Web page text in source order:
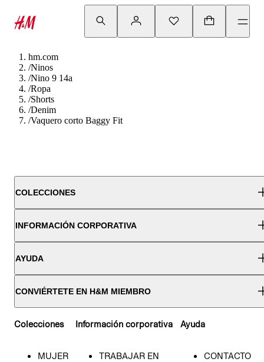
hm.com
/Ninos
/Nino 9 14a
/Ropa
/Shorts
/Denim
/Vaquero corto Baggy Fit
COLECCIONES
INFORMACIÓN CORPORATIVA
AYUDA
CONVIÉRTETE EN H&M MIEMBRO
Colecciones
MUJER
Información corporativa
TRABAJAR EN
Ayuda
CONTACTO